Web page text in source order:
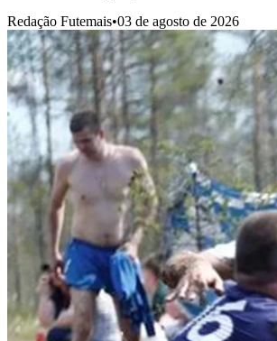
Redação Futemais•03 de agosto de 2026